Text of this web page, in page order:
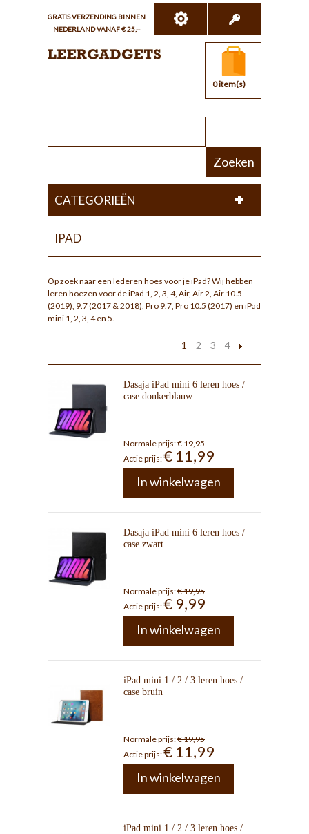
GRATIS VERZENDING BINNEN
NEDERLAND VANAF € 25,--
0 item(s)
Zoeken
CATEGORIEËN
IPAD
Op zoek naar een lederen hoes voor je iPad? Wij hebben
leren hoezen voor de iPad 1, 2, 3, 4, Air, Air 2, Air 10.5
(2019), 9.7 (2017 & 2018), Pro 9.7, Pro 10.5 (2017) en iPad
mini 1, 2, 3, 4 en 5.
1 2 3 4
Dasaja iPad mini 6 leren hoes /
case donkerblauw
Normale prijs:€ 19,95
Actie prijs:€ 11,99
In winkelwagen
Dasaja iPad mini 6 leren hoes /
case zwart
Normale prijs:€ 19,95
Actie prijs:€ 9,99
In winkelwagen
iPad mini 1 / 2 / 3 leren hoes /
case bruin
Normale prijs:€ 19,95
Actie prijs:€ 11,99
In winkelwagen
iPad mini 1 / 2 / 3 leren hoes /